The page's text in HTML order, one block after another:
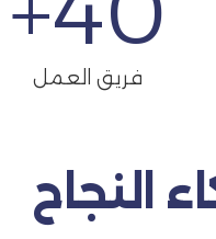
فريق العمل
النجاح